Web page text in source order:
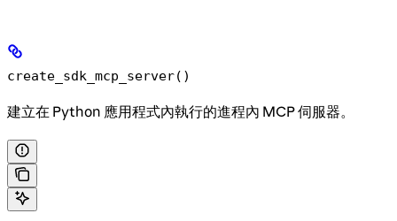
create_sdk_mcp_server()
建立在 Python 應用程式內執行的進程內 MCP 伺服器。